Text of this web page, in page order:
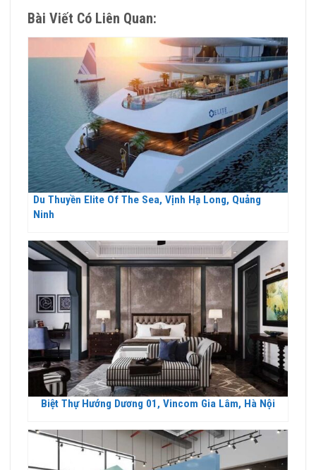
Bài Viết Có Liên Quan:
Du Thuyền Elite Of The Sea, Vịnh Hạ Long, Quảng
Ninh
Biệt Thự Hướng Dương 01, Vincom Gia Lâm, Hà Nội